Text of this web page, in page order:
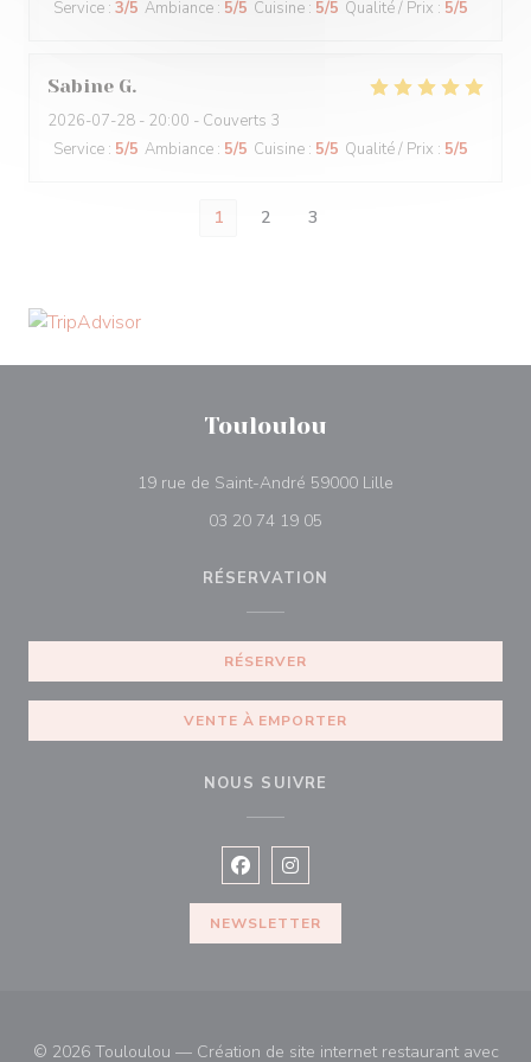
Service : 3/5 Ambiance : 5/5 Cuisine : 5/5 Qualité / Prix : 5/5
Sabine G
2026-07-28 - 20:00 - Couverts 3
Service : 5/5 Ambiance : 5/5 Cuisine : 5/5 Qualité / Prix : 5/5
1 2 3
Touloulou
19 rue de Saint-André 59000 Lille
03 20 74 19 05
RÉSERVATION
RÉSERVER
VENTE À EMPORTER
NOUS SUIVRE
Facebook ((ouvre une nouvelle
Instagram ((ouvre une
NEWSLETTER
© 2026 Touloulou — Création de site internet restaurant avec